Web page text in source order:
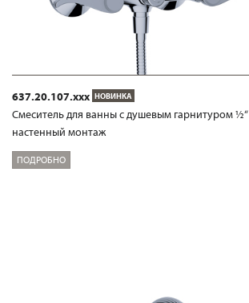
637.20.107.xxx НОВИНКА
Смеситель для ванны с душевым гарнитуром ½“
настенный монтаж
ПОДРОБНО